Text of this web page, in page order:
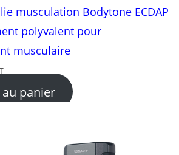
musculation Bodytone ECDAP
polyvalent pour
musculaire
panier